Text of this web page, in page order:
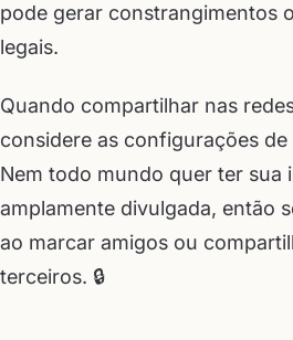
pode gerar constrangimentos
legais.
Quando compartilhar nas
considere as configurações
Nem todo mundo quer ter sua
amplamente divulgada, então
ao marcar amigos ou
terceiros. 🔒